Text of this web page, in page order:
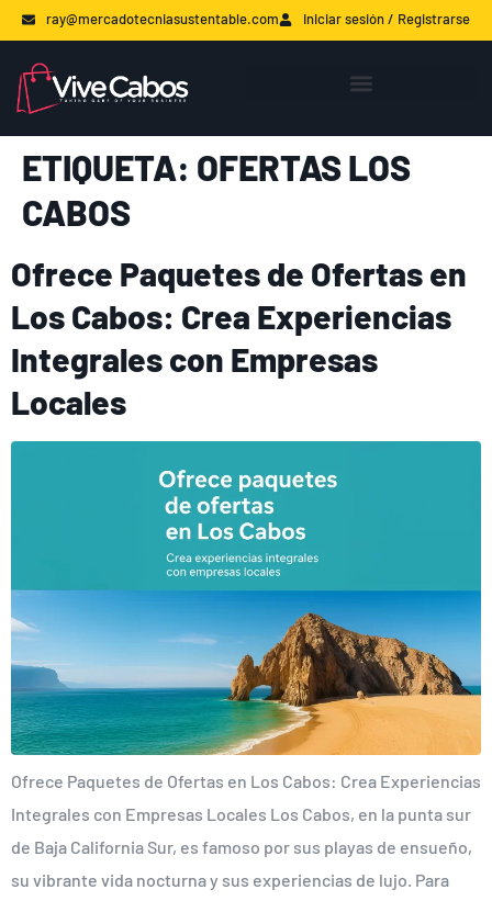
ray@mercadotecniasustentable.com Iniciar sesión / Registrarse
ETIQUETA: OFERTAS LOS
CABOS
Ofrece Paquetes de Ofertas en
Los Cabos: Crea Experiencias
Integrales con Empresas
Locales
Ofrece Paquetes de Ofertas en Los Cabos: Crea Experiencias
Integrales con Empresas Locales Los Cabos, en la punta sur
de Baja California Sur, es famoso por sus playas de ensueño,
su vibrante vida nocturna y sus experiencias de lujo. Para